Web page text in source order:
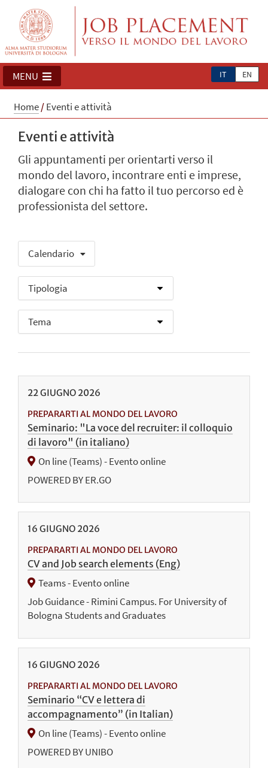
IT EN
MENU
Home/Eventi e attività
Eventi e attività
Gli appuntamenti per orientarti verso il
mondo del lavoro, incontrare enti e imprese,
dialogare con chi ha fatto il tuo percorso ed è
professionista del settore.
Calendario
22GIUGNO 2026
PREPARARTI AL MONDO DEL LAVORO
Seminario: "La voce del recruiter: il colloquio
di lavoro" (in italiano)
On line (Teams) - Evento online
POWERED BY ER.GO
16 GIUGNO 2026
PREPARARTI AL MONDO DEL LAVORO
CV and Job search elements (Eng)
Teams - Evento online
Job Guidance - Rimini Campus. For University of
Bologna Students and Graduates
16 GIUGNO 2026
PREPARARTI AL MONDO DEL LAVORO
Seminario “CV e lettera di
accompagnamento” (in Italian)
On line (Teams) - Evento online
POWERED BY UNIBO